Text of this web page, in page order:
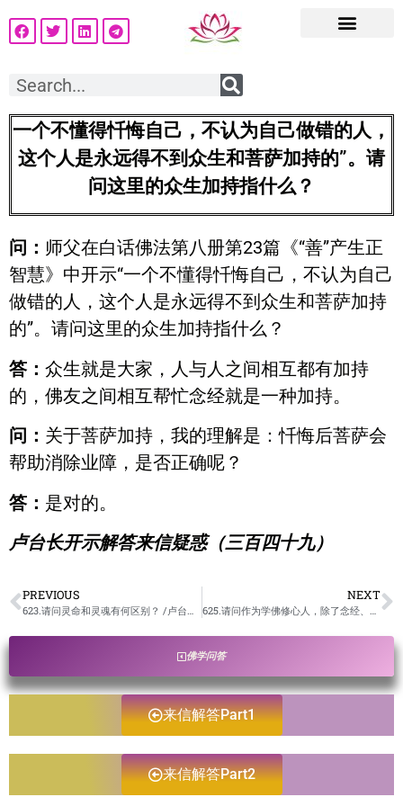
一个不懂得忏悔自己，不认为自己做错的人，
这个人是永远得不到众生和菩萨加持的”。请
问这里的众生加持指什么？
问： 师父在白话佛法第八册第23篇《“善”产生正
智慧》中开示“一个不懂得忏悔自己，不认为自己
做错的人，这个人是永远得不到众生和菩萨加持
的”。请问这里的众生加持指什么？
答： 众生就是大家，人与人之间相互都有加持
的，佛友之间相互帮忙念经就是一种加持。
问： 关于菩萨加持，我的理解是：忏悔后菩萨会
帮助消除业障，是否正确呢？
答： 是对的。
卢台长开示解答来信疑惑（三百四十九）
PREVIOUS
623.请问灵命和灵魂有何区别？ /卢台长开示解答来信疑惑
NEXT
625.请问作为学佛修心人，除了念经、许愿、放生、白话佛法，同时这种方式可以继续吗？/卢台长开示解答来信疑惑
佛学问答
来信解答Part1
来信解答Part2